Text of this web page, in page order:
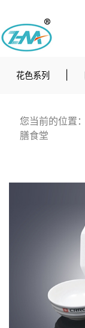
花色系列
您当前的位置：
膳食堂